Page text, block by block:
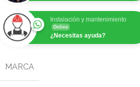
Instalación y mantenimiento
Online
¿Necesitas ayuda?
MARCA